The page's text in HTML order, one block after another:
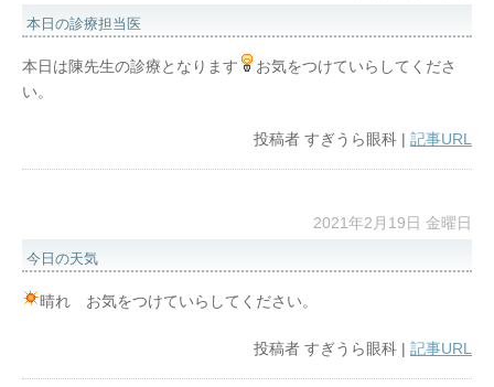
本日の診療担当医
本日は陳先生の診療となります
お気をつけていらしてくださ
い。
投稿者 すぎうら眼科 | 記事URL
2021年2月19日 金曜日
今日の天気
晴れ お気をつけていらしてください。
投稿者 すぎうら眼科 | 記事URL